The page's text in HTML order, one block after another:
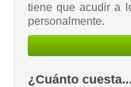
tiene que acudir a
personalmente.
¿Cuánto cuesta...